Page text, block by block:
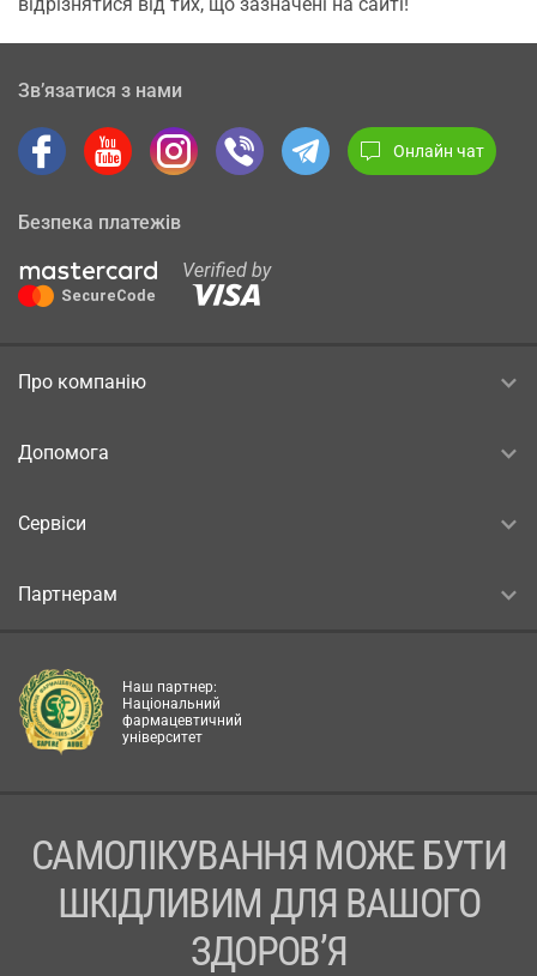
відрізнятися від тих, що зазначені на сайті!
Зв’язатися з нами
Онлайн чат
Безпека платежів
Про компанію
Допомога
Сервіси
Партнерам
Наш партнер:
Національний
фармацевтичний
університет
САМОЛІКУВАННЯ МОЖЕ БУТИ
ШКІДЛИВИМ ДЛЯ ВАШОГО
ЗДОРОВ’Я